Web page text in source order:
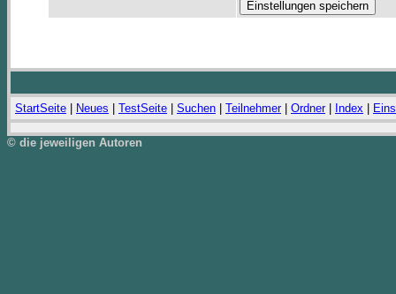
StartSeite Neues TestSeite Suchen Teilnehmer| Ordner| Index
© die jeweiligen Autoren